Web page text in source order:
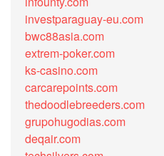
investparaguay-eu.com
bwc88asia.com
extrem-poker.com
ks-casino.com
carcarepoints.com
thedoodlebreeders.com
grupohugodias.com
deqair.com